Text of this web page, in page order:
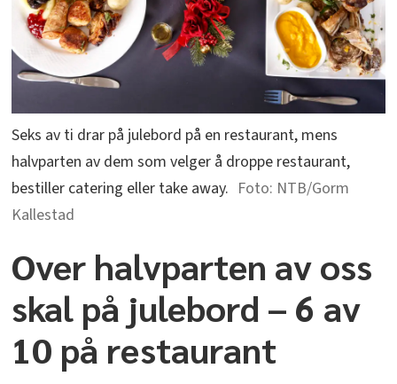
Seks av ti drar på julebord på en restaurant, mens
halvparten av dem som velger å droppe restaurant,
bestiller catering eller take away.
NTB/Gorm
Kallestad
Over halvparten av oss
skal på julebord – 6 av
10 på restaurant